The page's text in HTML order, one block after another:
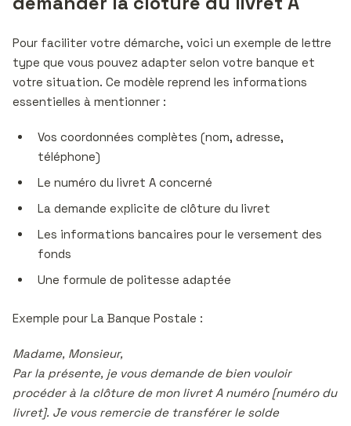
Pour faciliter votre démarche, voici un exemple de lettre
type que vous pouvez adapter selon votre banque et
votre situation. Ce modèle reprend les informations
essentielles à mentionner :
Vos coordonnées complètes (nom, adresse,
téléphone)
Le numéro du livret A concerné
La demande explicite de clôture du livret
Les informations bancaires pour le versement des
fonds
Une formule de politesse adaptée
Exemple pour La Banque Postale :
Madame, Monsieur,
Par la présente, je vous demande de bien vouloir
procéder à la clôture de mon livret A numéro [numéro du
livret]. Je vous remercie de transférer le solde